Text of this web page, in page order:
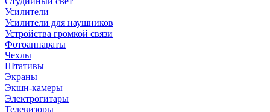
Усилители
Усилители для наушников
Устройства громкой связи
Фотоаппараты
Чехлы
Штативы
Экраны
Экшн-камеры
Электрогитары
Телевизоры